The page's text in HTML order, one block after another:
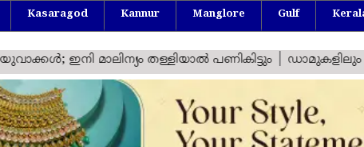
Kasaragod Kannur Manglore Gulf